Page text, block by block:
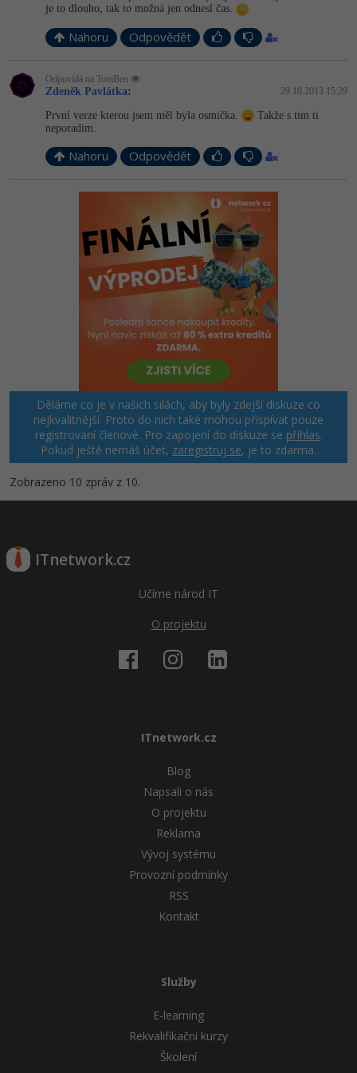
je to dlouho, tak to možná jen odnesl čas.
Nahoru Odpovědět
Odpovídá na TomBen
Zdeněk Pavlátka: 29.10.2013 15:29
První verze kterou jsem měl byla osmička.
Takže s tim ti
neporadim.
Nahoru Odpovědět
Děláme co je v našich silách, aby byly zdejší diskuze co
nejkvalitnější. Proto do nich také mohou přispívat pouze
registrovaní členové. Pro zapojení do diskuze se přihlas.
Pokud ještě nemáš účet, zaregistruj se, je to zdarma.
Zobrazeno 10 zpráv z 10.
ITnetwork.cz
Učíme národ IT
O projektu
ITnetwork.cz
Blog
Napsali o nás
O projektu
Reklama
Vývoj systému
Provozní podmínky
RSS
Kontakt
Služby
E-learning
Rekvalifikační kurzy
Školení